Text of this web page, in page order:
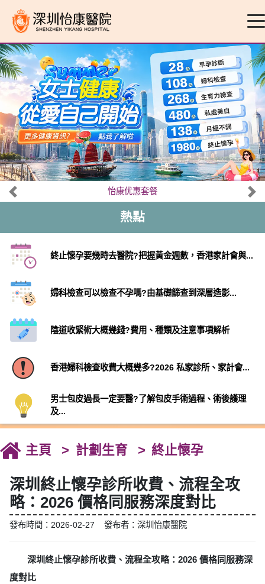
怡康优惠套餐
熱點
終止懷孕要幾時去醫院?把握黃金週數，香港家計會與...
婦科檢查可以檢查不孕嗎?由基礎篩查到深層造影...
陰道收緊術大概幾錢?費用、種類及注意事項解析
香港婦科檢查收費大概幾多?2026 私家診所、家計會...
男士包皮過長一定要醫?了解包皮手術過程、術後護理
及...
主頁 計劃生育 終止懷孕
深圳終止懷孕診所收費、流程全攻
略：2026 價格同服務深度對比
發布時間：2026-02-27 發布者：深圳怡康醫院
深圳終止懷孕診所收費、流程全攻略：2026 價格同服務深
度對比